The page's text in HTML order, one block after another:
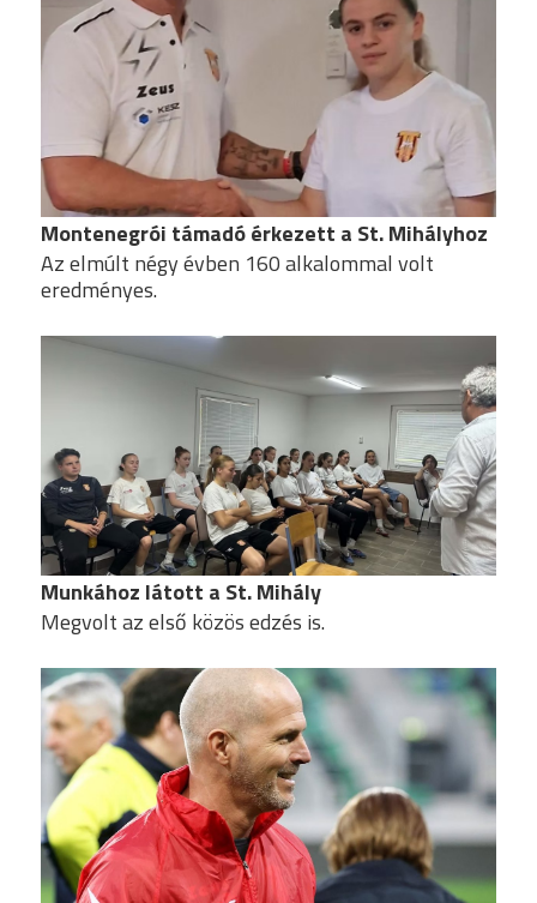
Montenegrói támadó érkezett a St. Mihályhoz
Az elmúlt négy évben 160 alkalommal volt
eredményes.
Munkához látott a St. Mihály
Megvolt az első közös edzés is.